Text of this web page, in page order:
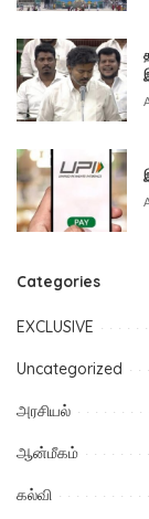
Categories
EXCLUSIVE
Uncategorized
அரசியல்
ஆன்மீகம்
கல்வி